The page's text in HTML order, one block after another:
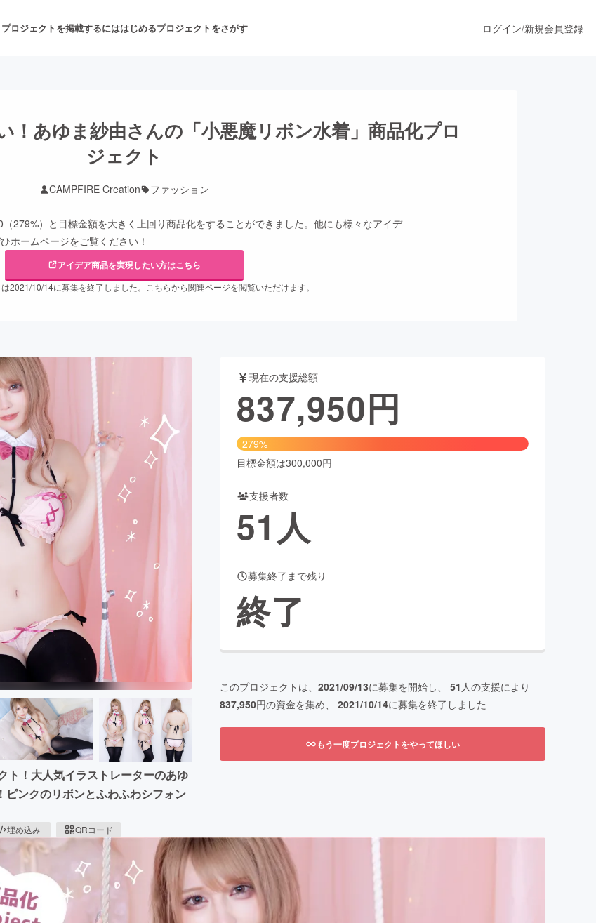
プロジェクトを掲載するにははじめるプロジェクトをさがす
ーン 注目の新着プロジェクト 募集終了が近いプロジェクト もうすぐ公開されます
・雑誌出版 アニメ・漫画
ンジ ビューティー・ヘルスケア
CAMPFIRE for Social Good
CAMPFIREふるさと納税
ログイン/新規会員登録
！あゆま紗由さんの「小悪魔リボン水着」商品化プロ
ジェクト
CAMPFIRE Creation ファッション
279%）と目標金額を大きく上回り商品化をすることができました。他にも様々なアイデ
ホームページをご覧ください！
アイデア商品を実現したい方はこちら
2021/10/14に募集を終了しました。こちらから関連ページを閲覧いただけます。
！大人気イラストレーターのあゆ
ピンクのリボンとふわふわシフォン
埋め込み QRコード
現在の支援総額
837,950円
279%
目標金額は300,000円
支援者数
51 人
募集終了まで残り
終了
このプロジェクトは、 2021/09/13に募集を開始し、 51 人の支援により
837,950円の資金を集め、 2021/10/14に募集を終了しました
もう一度プロジェクトをやってほしい